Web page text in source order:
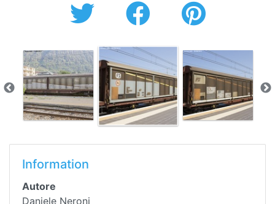
Information
Autore
Daniele Neroni